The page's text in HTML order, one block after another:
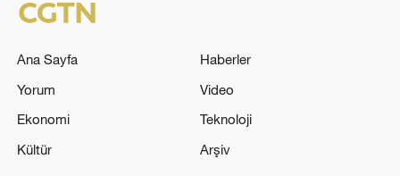
Ana Sayfa
Haberler
Yorum
Video
Ekonomi
Teknoloji
Kültür
Arşiv